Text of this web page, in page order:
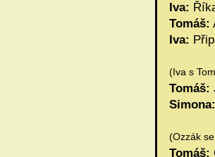
Iva:
Tomáš:
Iva:
(Iva s
Tomáš:
Simona:
(Ozzák
Tomáš: